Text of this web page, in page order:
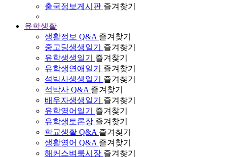
출국정보게시판 즐겨찾기
유학생활
생활정보 Q&A 즐겨찾기
중고딩생생일기
즐겨찾기
유학생생일기
즐겨찾기
유학생연애일기
즐겨찾기
석박사생생일기
즐겨찾기
석박사 Q&A 즐겨찾기
배우자생생일기
즐겨찾기
유학영어일기
즐겨찾기
유학생토론장 즐겨찾기
학교생활 Q&A 즐겨찾기
생활영어 Q&A 즐겨찾기
해커스벼룩시장 즐겨찾기